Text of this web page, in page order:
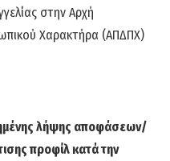
στην Αρχή
Χαρακτήρα (ΑΠΔΠΧ)
λήψης αποφάσεων/
προφίλ κατά την